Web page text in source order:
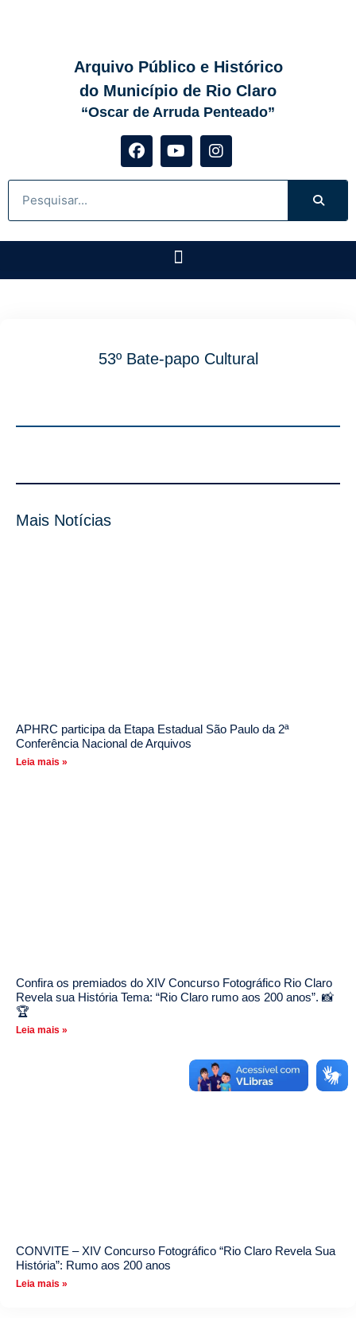
Arquivo Público e Histórico
do Município de Rio Claro
“Oscar de Arruda Penteado”
53º Bate-papo Cultural
Mais Notícias
APHRC participa da Etapa Estadual São Paulo da 2ª
Conferência Nacional de Arquivos
Leia mais »
Confira os premiados do XIV Concurso Fotográfico Rio Claro
Revela sua História Tema: “Rio Claro rumo aos 200 anos”. 📸
🏆
Leia mais »
CONVITE – XIV Concurso Fotográfico “Rio Claro Revela Sua
História”: Rumo aos 200 anos
Leia mais »